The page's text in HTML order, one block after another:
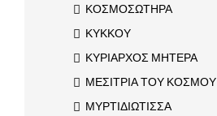
ΚΟΣΜΟΣΩΤΗΡΑ
ΚΥΚΚΟΥ
ΚΥΡΙΑΡΧΟΣ ΜΗΤΕΡΑ
ΜΕΣΙΤΡΙΑ ΤΟΥ ΚΟΣΜΟΥ
ΜΥΡΤΙΔΙΩΤΙΣΣΑ